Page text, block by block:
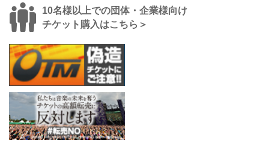
10名様以上での団体・企業様向け
チケット購入はこちら＞